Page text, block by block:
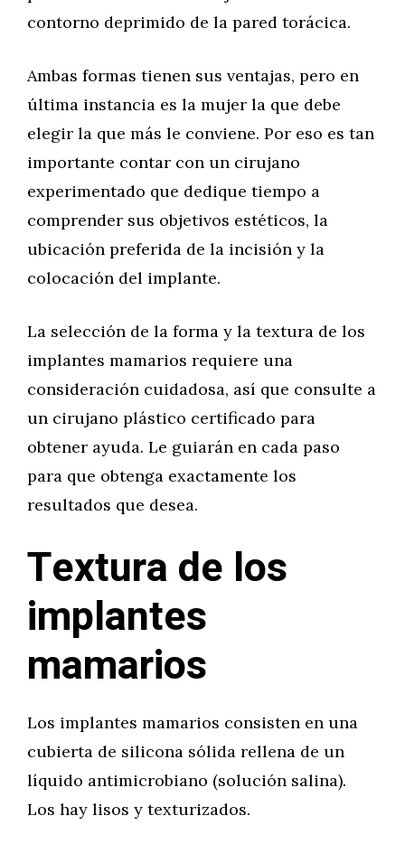
contorno deprimido de la pared torácica.
Ambas formas tienen sus ventajas, pero en
última instancia es la mujer la que debe
elegir la que más le conviene. Por eso es tan
importante contar con un cirujano
experimentado que dedique tiempo a
comprender sus objetivos estéticos, la
ubicación preferida de la incisión y la
colocación del implante.
La selección de la forma y la textura de los
implantes mamarios requiere una
consideración cuidadosa, así que consulte a
un cirujano plástico certificado para
obtener ayuda. Le guiarán en cada paso
para que obtenga exactamente los
resultados que desea.
Textura de los
implantes
mamarios
Los implantes mamarios consisten en una
cubierta de silicona sólida rellena de un
líquido antimicrobiano (solución salina).
Los hay lisos y texturizados.